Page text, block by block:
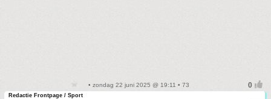
• zondag 22 juni 2025 @ 19:11 • 73
Redactie Frontpage / Sport